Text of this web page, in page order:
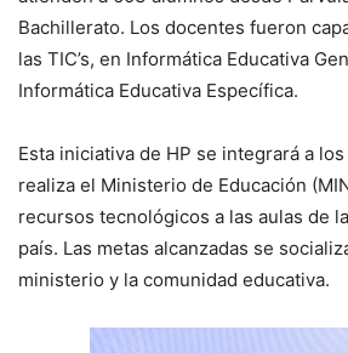
Bachillerato. Los docentes fueron
las TIC’s, en Informática Educativa
Informática Educativa Específica.
Esta iniciativa de HP se integrará a
realiza el Ministerio de Educación
recursos tecnológicos a las aulas de
país. Las metas alcanzadas se
ministerio y la comunidad educativa.